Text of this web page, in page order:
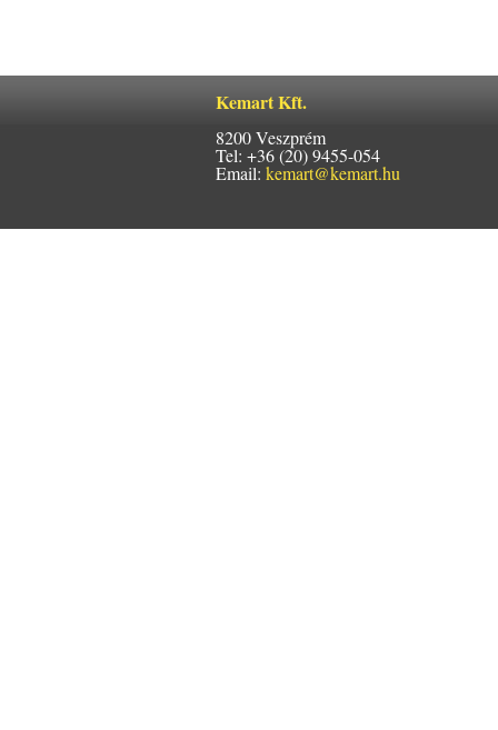
Kemart Kft.
8200 Veszprém
Tel: +36 (20) 9455-054
Email: kemart@kemart.hu